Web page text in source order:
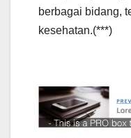
berbagai bidang,
kesehatan.(***)